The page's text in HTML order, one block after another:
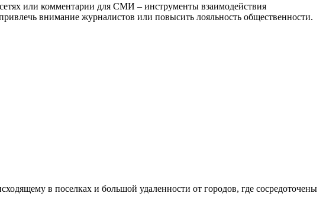
или комментарии для СМИ – инструменты взаимодействия
внимание журналистов или повысить лояльность общественности.
в поселках и большой удаленности от городов, где сосредоточены